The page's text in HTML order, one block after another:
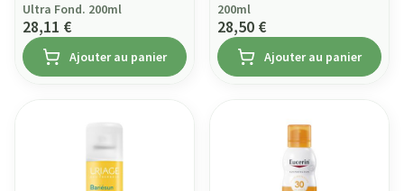
Ultra Fond. 200ml
28,11 €
Ajouter au panier
200ml
28,50 €
Ajouter au panier